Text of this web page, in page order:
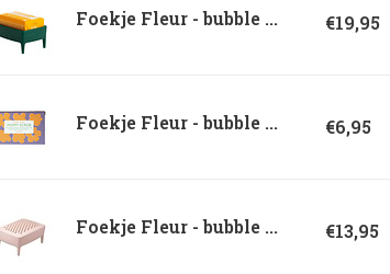
Foekje Fleur - bubble ... €19,95
Foekje Fleur - bubble ... €6,95
Foekje Fleur - bubble ... €13,95